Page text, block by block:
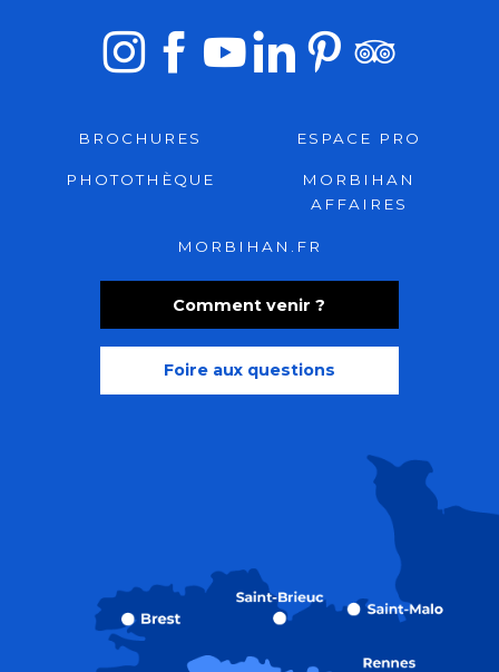
Comment venir ?
Foire aux questions
BROCHURES ESPACE PRO
PHOTOTHÈQUE
MORBIHAN
AFFAIRES
MORBIHAN.FR